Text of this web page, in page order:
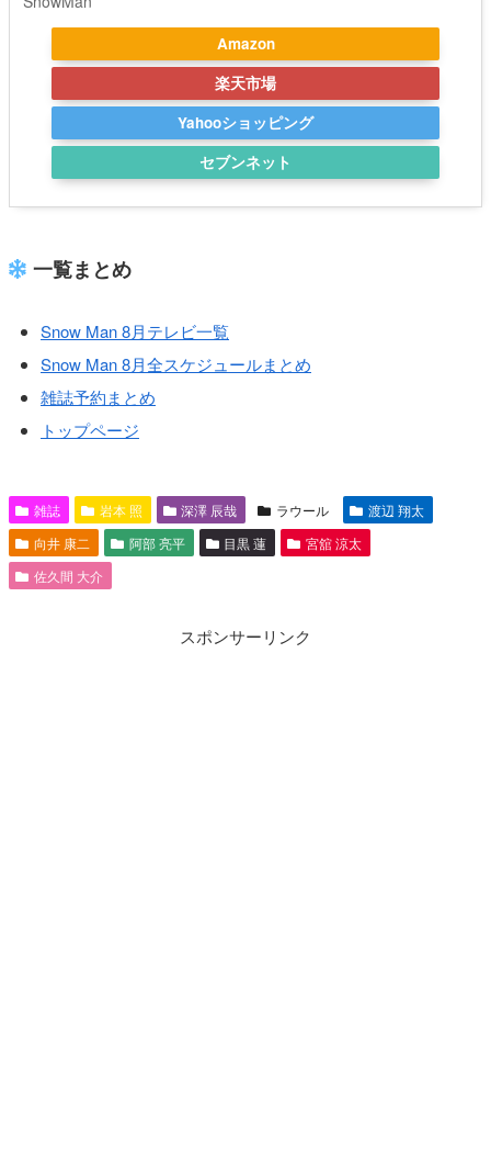
Amazon
楽天市場
Yahooショッピング
セブンネット
一覧まとめ
Snow Man 8月テレビ一覧
Snow Man 8月全スケジュールまとめ
雑誌予約まとめ
トップページ
雑誌 岩本 照 深澤 辰哉 ラウール
渡辺 翔太
向井 康二
阿部 亮平 目黒 蓮
宮舘 涼太
佐久間 大介
スポンサーリンク